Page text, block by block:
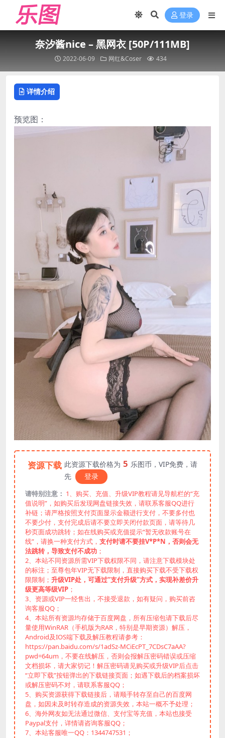
登录
奈汐酱nice – 黑网衣 [50P/111MB]
2022-06-09 网红&Coser 434
详情介绍
预览图：
资源下载 此资源下载价格为 5 乐图币，VIP免费，请
先
登录
请特别注意： 1、购买、充值、升级VIP教程请见导航栏的“充
值说明”，如购买后发现网盘链接失效，请联系客服QQ进行
补链；请严格按照支付页面显示金额进行支付，不要多付也
不要少付，支付完成后请不要立即关闭付款页面，请等待几
秒页面成功跳转；如在线购买或充值提示“暂无收款账号在
线”，请换一种支付方式， 支付时请不要挂V*P*N，否则会无
法跳转，导致支付不成功 ；
2、本站不同资源所需VIP下载权限不同，请注意下载模块处
的标注；至尊包年VIP无下载限制，直接购买下载不受下载权
限限制； 升级VIP处，可通过“支付升级”方式，实现补差价升
级更高等级VIP ；
3、资源或VIP一经售出，不接受退款，如有疑问，购买前咨
询客服QQ；
4、本站所有资源均存储于百度网盘，所有压缩包请下载后尽
量使用WinRAR（手机版为RAR，特别是早期资源）解压，
Android及IOS端下载及解压教程请参考：
https://pan.baidu.com/s/1adSz-MCiEcPT_7CDsC7aAA?
pwd=64um，不要在线解压，否则会报解压密码错误或压缩
文档损坏，请大家切记！解压密码请见购买或升级VIP后点击
“立即下载”按钮弹出的下载链接页面；如遇下载后的档案损坏
或解压密码不对，请联系客服QQ；
5、购买资源获得下载链接后，请顺手转存至自己的百度网
盘，如因未及时转存造成的资源失效，本站一概不予处理；
6、海外网友如无法通过微信、支付宝等充值，本站也接受
Paypal支付，详情请咨询客服QQ；
7、本站客服唯一QQ：1344747531；